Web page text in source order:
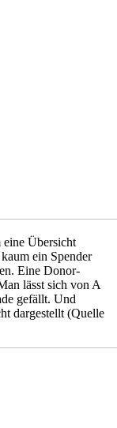
eine Übersicht
ein Spender
Eine Donor-
lässt sich von A
gefällt. Und
dargestellt (Quelle